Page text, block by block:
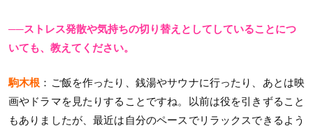
──ストレス発散や気持ちの切り替えとしてしていることにつ
いても、教えてください。
駒木根 ：ご飯を作ったり、銭湯やサウナに行ったり、あとは映
画やドラマを見たりすることですね。以前は役を引きずること
もありましたが、最近は自分のペースでリラックスできるよう